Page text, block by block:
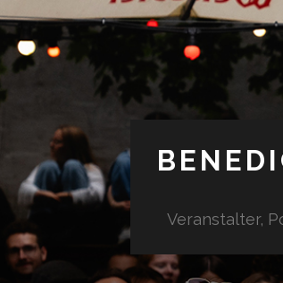
Veranstalter,